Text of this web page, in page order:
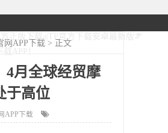
正版下载a|TP官方下载安卓最新版本
APP！
网APP下载 > 正文
4月全球经贸摩
于高位
APP下载